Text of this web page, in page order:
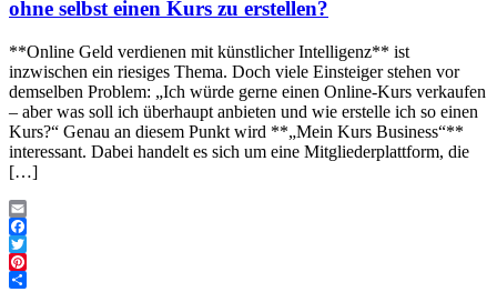
ohne selbst einen Kurs zu erstellen?
**Online Geld verdienen mit künstlicher Intelligenz** ist
inzwischen ein riesiges Thema. Doch viele Einsteiger stehen vor
demselben Problem: „Ich würde gerne einen Online-Kurs verkaufen
– aber was soll ich überhaupt anbieten und wie erstelle ich so einen
Kurs?“ Genau an diesem Punkt wird **„Mein Kurs Business“**
interessant. Dabei handelt es sich um eine Mitgliederplattform, die
[…]
Email
Facebook
Twitter
Pinterest